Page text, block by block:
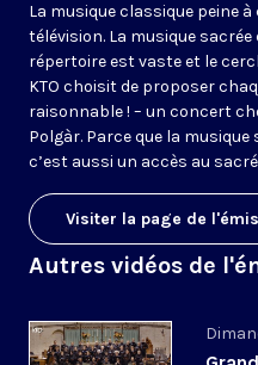
La musique classique peine
télévision. La musique
répertoire est vaste et le
KTO choisit de proposer
raisonnable ! – un concert
Polgàr. Parce que la musique
c’est aussi un accès au
Visiter la page de
Autres vidéos de